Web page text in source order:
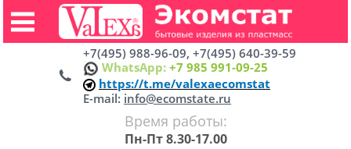
+7(495) 988-96-09, +7(495) 640-39-59
WhatsApp: +7 985 991-09-25
https://t.me/valexaecomstat
E-mail: info@ecomstate.ru
Время работы:
Пн-Пт 8.30-17.00